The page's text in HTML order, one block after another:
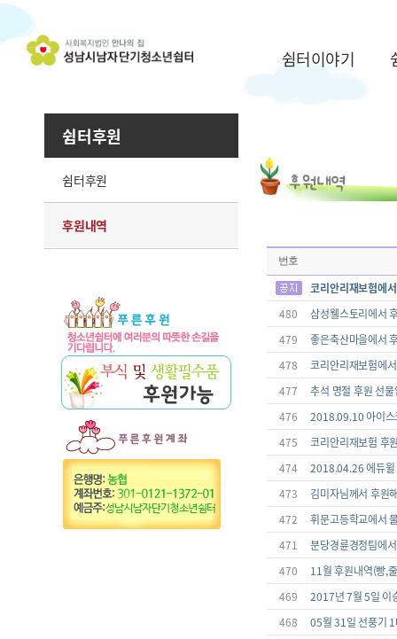
쉼터이야기
쉼터후원
쉼터후원
후원내역
번호
코리안리재보험에
480
삼성웰스토리에서
479
좋은축산마을에서
478
코리안리재보험에
477
추석 명절 후원 선
476
2018.09.10 아이스
475
코리안리재보험 후
474
2018.04.26 에듀윌
473
김미자님께서 후원
472
휘문고등학교에서
471
분당경륜경정팀에
470
11월 후원내역(빵,
469
2017년 7월 5일 이
468
05월 31일 선풍기